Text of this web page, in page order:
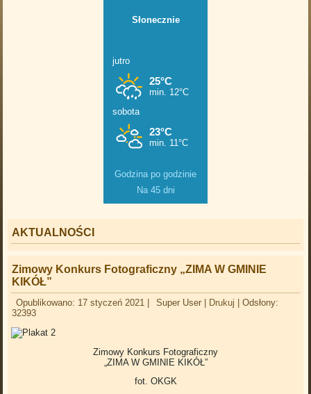
Godzina po godzinie
Na 45 dni
AKTUALNOŚCI
Zimowy Konkurs Fotograficzny „ZIMA W GMINIE
KIKÓŁ”
Opublikowano: 17 styczeń 2021 Super User Drukuj |Odsłony:
32393
Zimowy Konkurs Fotograficzny
„ZIMA W GMINIE KIKÓŁ”
fot. OKGK